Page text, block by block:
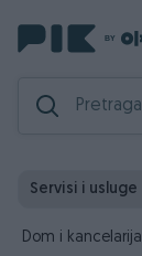
Servisi i usluge
Dom i kancelarija